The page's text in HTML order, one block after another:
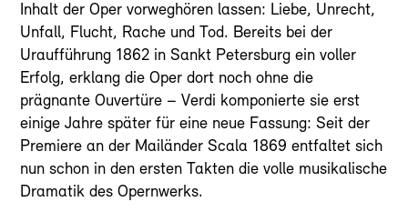
Inhalt der Oper vorweghören lassen: Liebe, Unrecht,
Unfall, Flucht, Rache und Tod. Bereits bei der
Uraufführung 1862 in Sankt Petersburg ein voller
Erfolg, erklang die Oper dort noch ohne die
prägnante Ouvertüre – Verdi komponierte sie erst
einige Jahre später für eine neue Fassung: Seit der
Premiere an der Mailänder Scala 1869 entfaltet sich
nun schon in den ersten Takten die volle musikalische
Dramatik des Opernwerks.